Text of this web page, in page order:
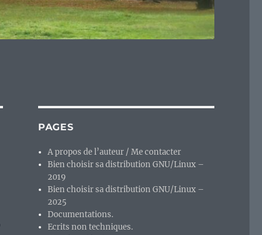
PAGES
A propos de l’auteur / Me contacter
Bien choisir sa distribution GNU/Linux –
2019
Bien choisir sa distribution GNU/Linux –
2025
Documentations.
Ecrits non techniques.